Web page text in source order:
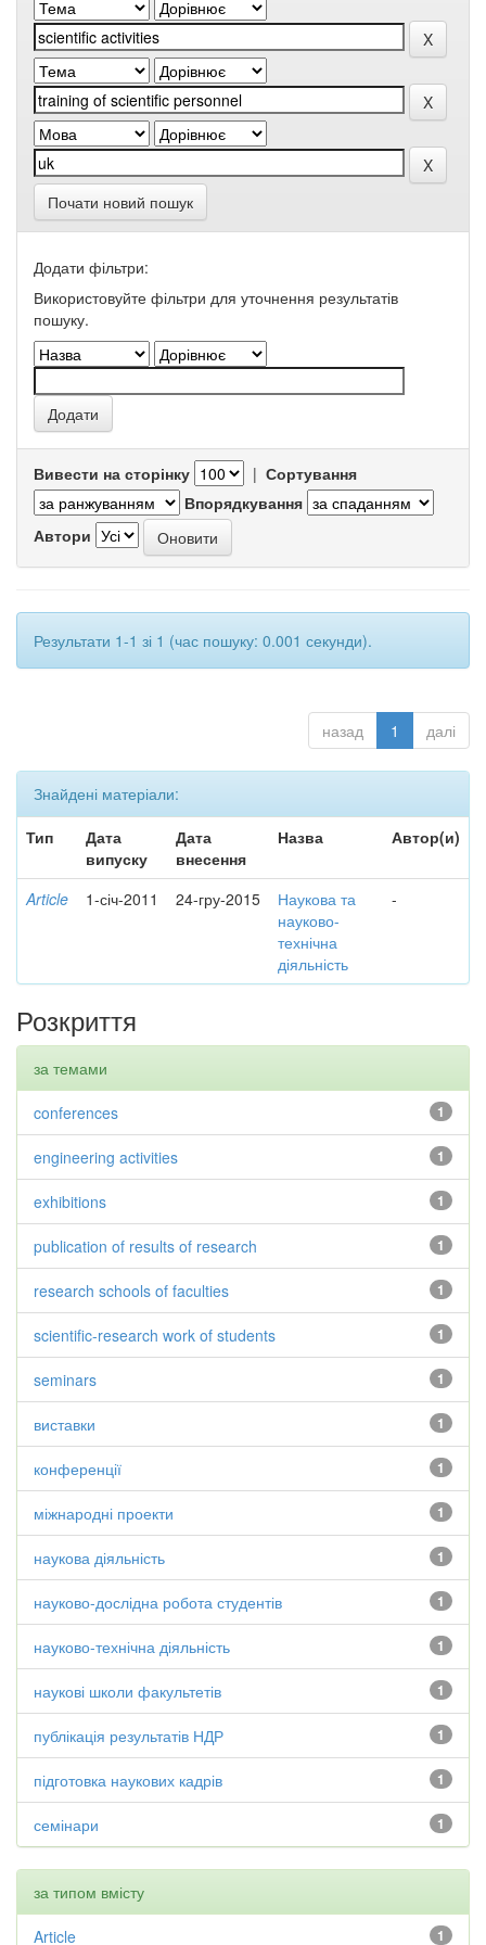
Почати новий пошук
Додати фільтри:
Використовуйте фільтри для уточнення результатів
пошуку.
Вивести на сторінку | Сортування
Впорядкування
Автори
Результати 1-1 зі 1 (час пошуку: 0.001 секунди).
назад 1 далі
Знайдені матеріали:
Тип
Дата
випуску
Дата
внесення
Назва Автор(и)
Article 1-січ-2011 24-гру-2015
Наукова та
науково-
технічна
діяльність
-
Розкриття
за темами
1
conferences
1
engineering activities
1
exhibitions
1
publication of results of research
1
research schools of faculties
1
scientific-research work of students
1
seminars
1
виставки
1
конференції
1
міжнародні проекти
1
наукова діяльність
1
науково-дослідна робота студентів
1
науково-технічна діяльність
1
наукові школи факультетів
1
публікація результатів НДР
1
підготовка наукових кадрів
1
семінари
за типом вмісту
1
Article